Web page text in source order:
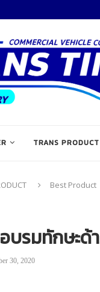
TRANS PRODUCT
Best Product
บรมทักษะด้
30, 2020